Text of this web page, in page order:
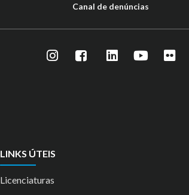
Canal de denúncias
LINKS ÚTEIS
Licenciaturas